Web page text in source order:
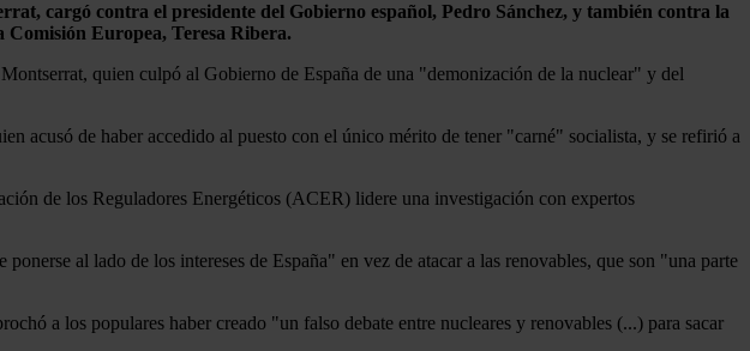
cargó contra el presidente del Gobierno español, Pedro Sánchez, y también contra la
Comisión Europea, Teresa Ribera.
quien culpó al Gobierno de España de una "demonización de la nuclear" y del
acusó de haber accedido al puesto con el único mérito de tener "carné" socialista, y se refirió a
de los Reguladores Energéticos (ACER) lidere una investigación con expertos
al lado de los intereses de España" en vez de atacar a las renovables, que son "una parte
a los populares haber creado "un falso debate entre nucleares y renovables (...) para sacar